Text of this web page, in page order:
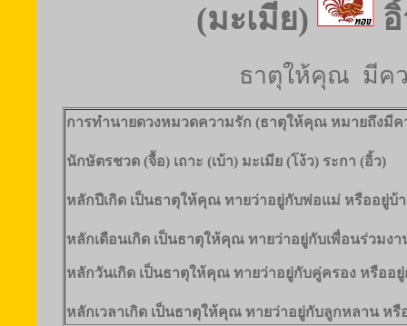
(มะเมีย)
ธาตุให้คุณ มีค
การทำนายดวงหมวดความรัก (ธาตุให้คุณ หมายถึงมีค
นักษัตรชวด (จื้อ) เถาะ (เบ้า) มะเมีย (โง้ว) ระกา (อิ้ว)
หลักปีเกิด เป็นธาตุให้คุณ ทายว่าอยู่กับพ่อแม่ หรืออยู่บ้
หลักเดือนเกิด เป็นธาตุให้คุณ ทายว่าอยู่กับเพื่อนร่วมง
หลักวันเกิด เป็นธาตุให้คุณ ทายว่าอยู่กับคู่ครอง หรืออ
หลักเวลาเกิด เป็นธาตุให้คุณ ทายว่าอยู่กับลูกหลาน ห